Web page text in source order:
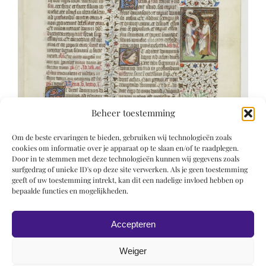
Beheer toestemming
Om de beste ervaringen te bieden, gebruiken wij technologieën zoals
cookies om informatie over je apparaat op te slaan en/of te raadplegen.
Door in te stemmen met deze technologieën kunnen wij gegevens zoals
surfgedrag of unieke ID's op deze site verwerken. Als je geen toestemming
geeft of uw toestemming intrekt, kan dit een nadelige invloed hebben op
bepaalde functies en mogelijkheden.
Accepteren
Weiger